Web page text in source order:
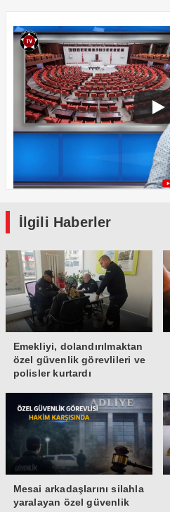
İlgili Haberler
Emekliyi, dolandırılmaktan
özel güvenlik görevlileri ve
polisler kurtardı
Mesai arkadaşlarını silahla
yaralayan özel güvenlik